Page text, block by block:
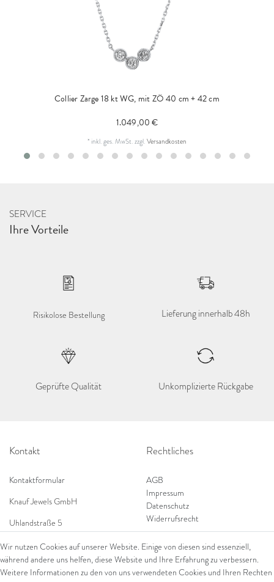
Collier Zarge 18 kt WG, mit ZÖ 40 cm + 42 cm
1.049,00 €
* inkl. ges. MwSt.zzgl.Versandkosten
SERVICE
Ihre Vorteile
Risikolose Bestellung Lieferung innerhalb 48h
Geprüfte Qualität Unkomplizierte Rückgabe
Kontakt
Kontaktformular
Knauf Jewels GmbH
Uhlandstraße 5
65189 Wiesbaden
Tel: 0049 (0) 173 84 727 84
Tel: 0044 (0)75 84 79 84 18
Shop
Rechtliches
AGB
Impressum
Datenschutz
Widerrufsrecht
Wir nutzen Cookies auf unserer Website. Einige von diesen sind essenziell,
während andere uns helfen, diese Website und Ihre Erfahrung zu verbessern.
Weitere Informationen zu den von uns verwendeten Cookies und Ihren Rechten